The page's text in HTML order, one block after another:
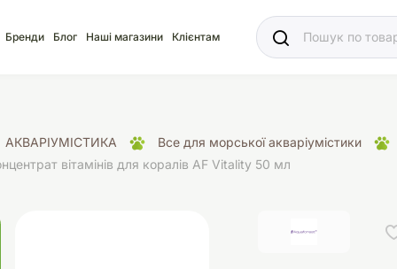
акваріума
Бренди Блог Наші магазини Клієнтам
АКВАРІУМІСТИКА
Все для морської акваріумістики
вітамінів для коралів AF Vitality 50 мл